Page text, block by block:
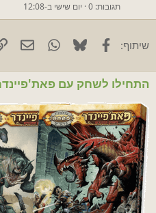
תגובות 0 יום שישי ב-12:08
שיתוף: Facebook
Bluesky
התחילו לשחק עם